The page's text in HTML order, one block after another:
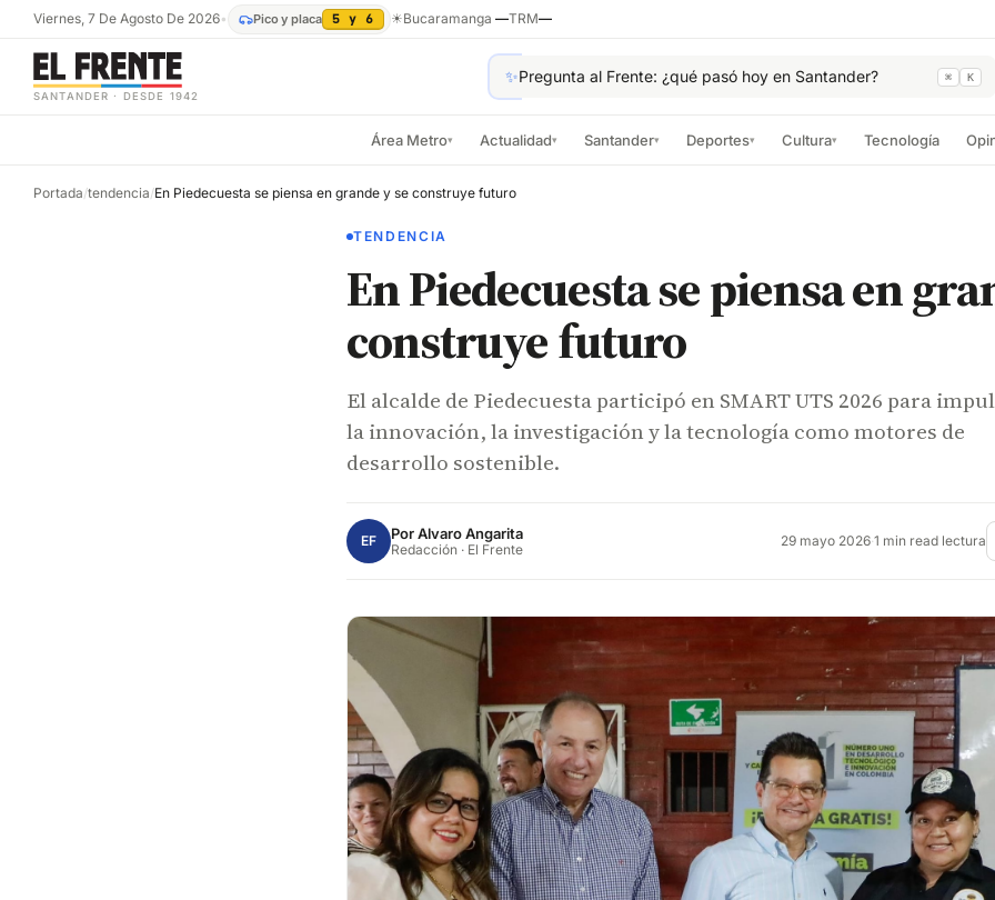
Viernes, 7 De Agosto De 2026• Pico y placa 5 y 6 ☀Bucaramanga —TRM—
SANTANDER · DESDE 1942
✨Pregunta al Frente: ¿qué pasó hoy en Santander? ⌘ K
Área Metro▾ Actualidad▾ Santander▾ Deportes▾ Cultura▾ Tecnología
Portada/tendencia/En Piedecuesta se piensa en grande y se construye futuro
TENDENCIA
En Piedecuesta se piensa en
construye futuro
El alcalde de Piedecuesta participó en SMART UTS 2026 para
la innovación, la investigación y la tecnología como motores de
desarrollo sostenible.
EF PorAlvaro Angarita
Redacción · El Frente 29 mayo 2026·1 min read lectura